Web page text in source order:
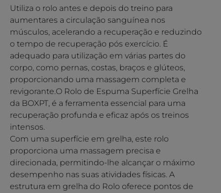
Utiliza o rolo antes e depois do treino para
aumentares a circulação sanguínea nos
músculos, acelerando a recuperação e reduzindo
o tempo de recuperação pós exercício. É
adequado para utilização em várias partes do
corpo, como pernas, costas, braços e glúteos,
proporcionando uma massagem completa e
revigorante.O Rolo de Espuma Superfície Grelha
da BOXPT, é a ferramenta essencial para uma
recuperação profunda e eficaz após os treinos
intensos.
Com uma superfície em grelha, este rolo
proporciona uma massagem precisa e
direcionada, permitindo-lhe alcançar o máximo
desempenho nas suas atividades físicas. A
estrutura em grelha do Rolo oferece pontos de